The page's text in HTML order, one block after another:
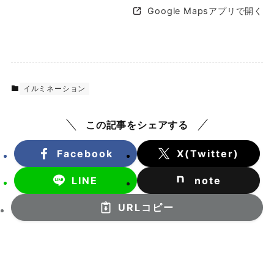
Google Mapsアプリで開く
イルミネーション
この記事をシェアする
Facebook X(Twitter)
LINE note
URLコピー